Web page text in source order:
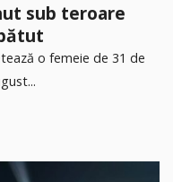
sub teroare
o femeie de 31 de